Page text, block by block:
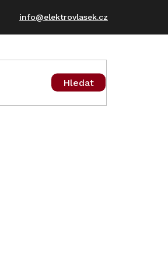
info@elektrovlasek.cz
Hledat